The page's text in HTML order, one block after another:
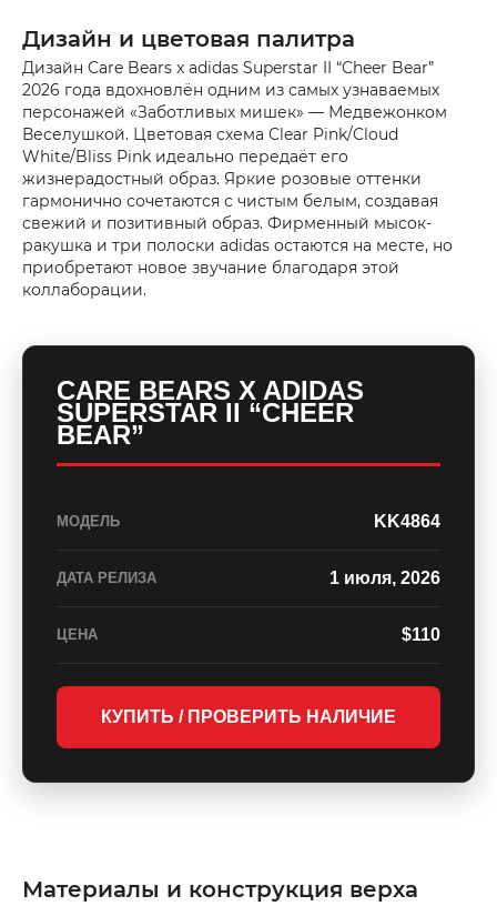
Дизайн и цветовая палитра
Дизайн Care Bears x adidas Superstar II “Cheer Bear”
2026 года вдохновлён одним из самых узнаваемых
персонажей «Заботливых мишек» — Медвежонком
Веселушкой. Цветовая схема Clear Pink/Cloud
White/Bliss Pink идеально передаёт его
жизнерадостный образ. Яркие розовые оттенки
гармонично сочетаются с чистым белым, создавая
свежий и позитивный образ. Фирменный мысок-
ракушка и три полоски adidas остаются на месте, но
приобретают новое звучание благодаря этой
коллаборации.
CARE BEARS X ADIDAS
SUPERSTAR II “CHEER
BEAR”
МОДЕЛЬ KK4864
ДАТА РЕЛИЗА 1 июля, 2026
ЦЕНА $110
КУПИТЬ / ПРОВЕРИТЬ НАЛИЧИЕ
Материалы и конструкция верха